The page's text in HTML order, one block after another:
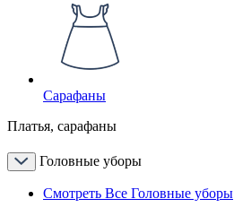
Сарафаны
Платья, сарафаны
Головные уборы
Смотреть Все Головные уборы